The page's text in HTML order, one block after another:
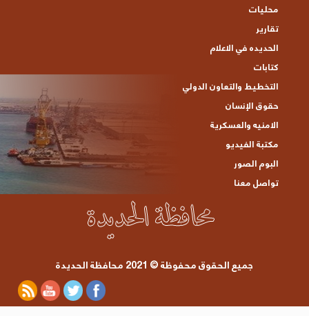
محليات
تقارير
الحديده في الاعلام
كتابات
التخطيط والتعاون الدولي
حقوق الإنسان
الامنيه والعسكرية
مكتبة الفيديو
البوم الصور
تواصل معنا
جميع الحقوق محفوظة © 2021 محافظة الحديدة